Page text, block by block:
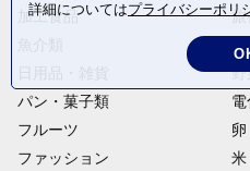
加工食品
旅
麺
野
パン・菓子類
フルーツ
ファッション
米
詳細についてはプライバシーポリ